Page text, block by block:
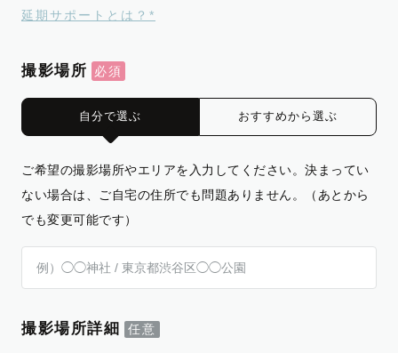
延期サポートとは？*
撮影場所
自分で選ぶ おすすめから選ぶ
ご希望の撮影場所やエリアを入力してください。決まってい
ない場合は、ご自宅の住所でも問題ありません。（あとから
でも変更可能です）
撮影場所詳細